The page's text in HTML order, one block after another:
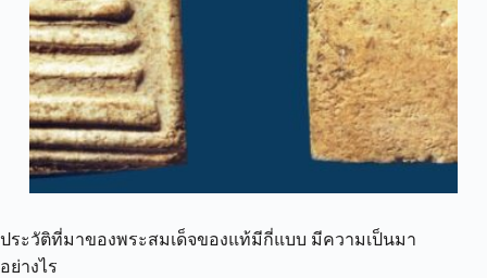
ประวัติที่มาของพระสมเด็จของแท้มีกี่แบบ มีความเป็นมา
อย่างไร